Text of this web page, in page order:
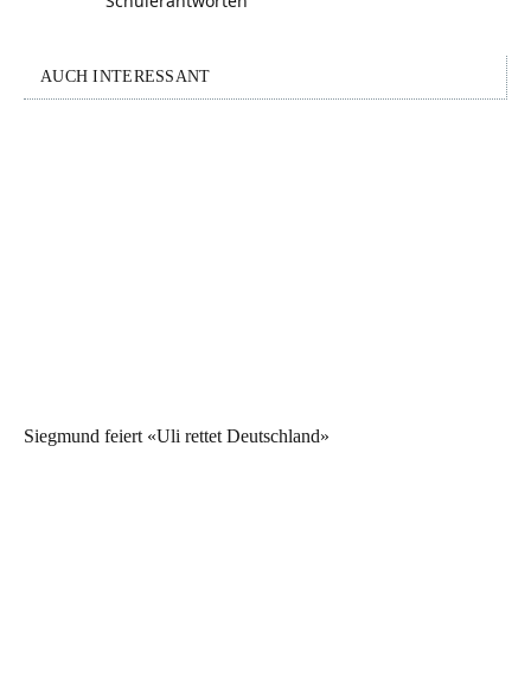
AUCH INTERESSANT
Siegmund feiert «Uli rettet Deutschland»